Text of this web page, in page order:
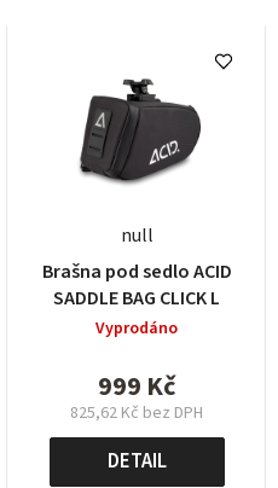
null
Brašna pod sedlo ACID
SADDLE BAG CLICK L
Vyprodáno
999 Kč
825,62 Kč bez DPH
Měrná
cena:
DETAIL